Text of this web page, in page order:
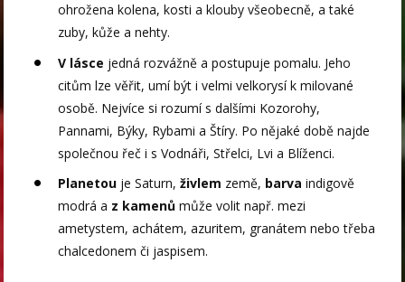
ohrožena kolena, kosti a klouby všeobecně, a také
zuby, kůže a nehty.
V lásce jedná rozvážně a postupuje pomalu. Jeho
citům lze věřit, umí být i velmi velkorysí k milované
osobě. Nejvíce si rozumí s dalšími Kozorohy,
Pannami, Býky, Rybami a Štíry. Po nějaké době najde
společnou řeč i s Vodnáři, Střelci, Lvi a Blíženci.
Planetou je Saturn,živlem země, barva indigově
modrá a z kamenů může volit např. mezi
ametystem, achátem, azuritem, granátem nebo třeba
chalcedonem či jaspisem.